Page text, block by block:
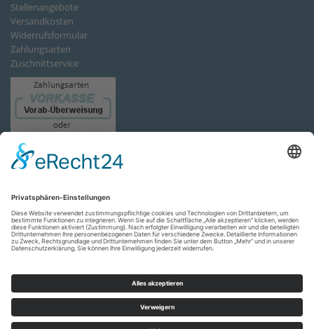
Stellenangebote
Versandkosten
Widerrufsformular
Zahlungsarten
Zuschnittservice
Wand - KDW
AGB
Impressum Versandkosten Widerrufsrecht Datenschutz